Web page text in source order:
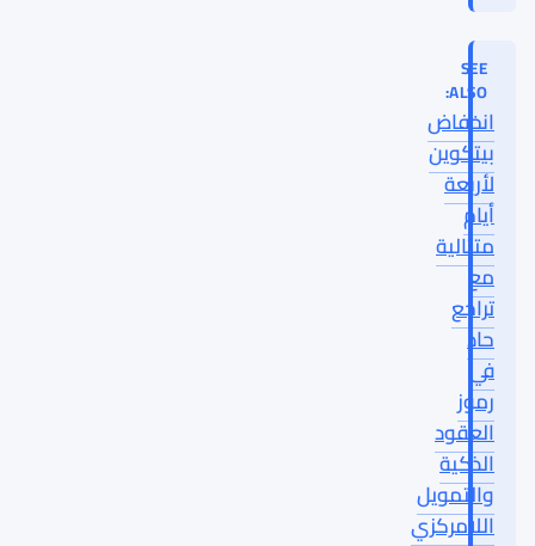
SEE
ALSO:
انخفاض
بيتكوين
لأربعة
أيام
متتالية
مع
تراجع
حاد
في
رموز
العقود
الذكية
والتمويل
اللامركزي